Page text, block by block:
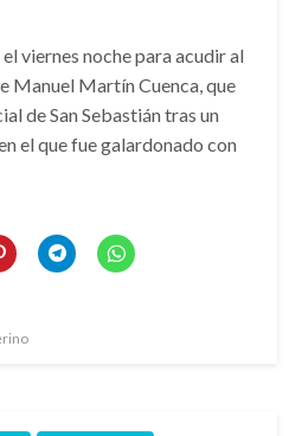
viernes noche para acudir al
Manuel Martín Cuenca, que
de San Sebastián tras un
el que fue galardonado con